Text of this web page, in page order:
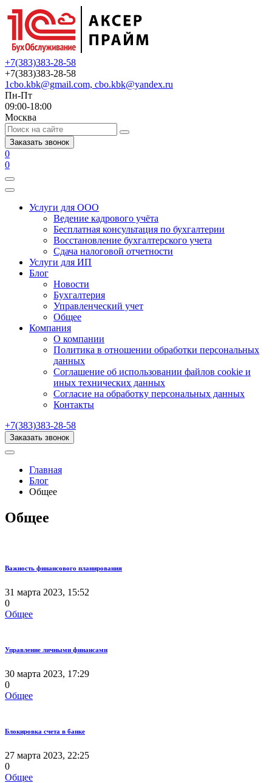
+7(383)383-28-58
+7(383)383-28-58
1cbo.kbk@gmail.com, cbo.kbk@yandex.ru
Пн-Пт
09:00-18:00
Москва
Заказать звонок
0
0
Услуги для ООО
Ведение кадрового учёта
Бесплатная консультация по бухгалтерии
Восстановление бухгалтерского учета
Сдача налоговой отчетности
Услуги для ИП
Блог
Новости
Бухгалтерия
Управленческий учет
Общее
Компания
О компании
Политика в отношении обработки персональных
данных
Соглашение об использовании файлов cookie и
иных технических данных
Согласие на обработку персональных данных
Контакты
+7(383)383-28-58
Заказать звонок
Главная
Блог
Общее
Общее
Важность финансового планирования
31 марта 2023, 15:52
0
Общее
Управление личными финансами
30 марта 2023, 17:29
0
Общее
Блокировка счета в банке
27 марта 2023, 22:25
0
Общее